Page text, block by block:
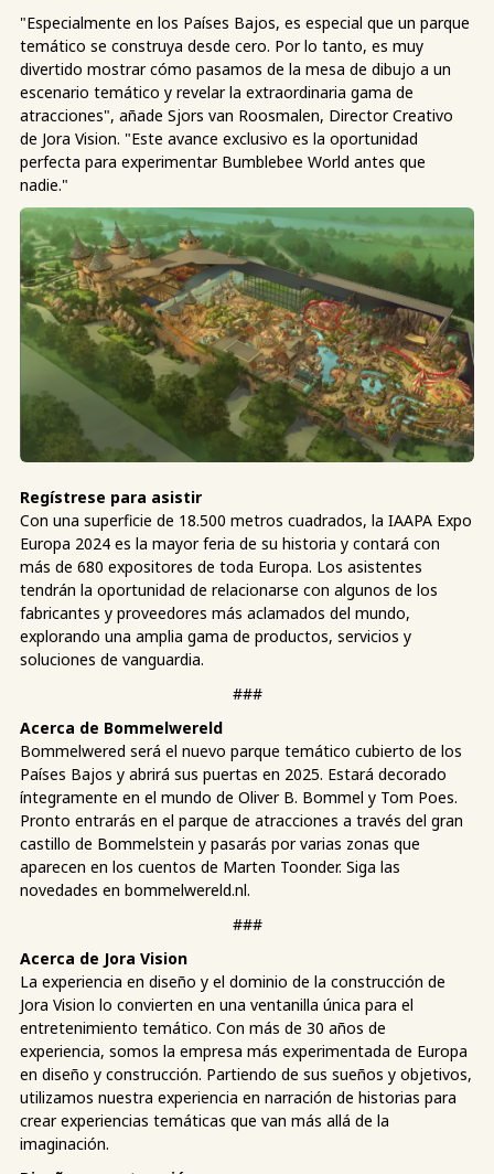
"Especialmente en los Países Bajos, es especial que un parque
temático se construya desde cero. Por lo tanto, es muy
divertido mostrar cómo pasamos de la mesa de dibujo a un
escenario temático y revelar la extraordinaria gama de
atracciones", añade Sjors van Roosmalen, Director Creativo
de Jora Vision. "Este avance exclusivo es la oportunidad
perfecta para experimentar Bumblebee World antes que
nadie."
Regístrese para asistir
Con una superficie de 18.500 metros cuadrados, la IAAPA Expo
Europa 2024 es la mayor feria de su historia y contará con
más de 680 expositores de toda Europa. Los asistentes
tendrán la oportunidad de relacionarse con algunos de los
fabricantes y proveedores más aclamados del mundo,
explorando una amplia gama de productos, servicios y
soluciones de vanguardia.
###
Acerca de Bommelwereld
Bommelwered será el nuevo parque temático cubierto de los
Países Bajos y abrirá sus puertas en 2025. Estará decorado
íntegramente en el mundo de Oliver B. Bommel y Tom Poes.
Pronto entrarás en el parque de atracciones a través del gran
castillo de Bommelstein y pasarás por varias zonas que
aparecen en los cuentos de Marten Toonder. Siga las
novedades en bommelwereld.nl.
###
Acerca de Jora Vision
La experiencia en diseño y el dominio de la construcción de
Jora Vision lo convierten en una ventanilla única para el
entretenimiento temático. Con más de 30 años de
experiencia, somos la empresa más experimentada de Europa
en diseño y construcción. Partiendo de sus sueños y objetivos,
utilizamos nuestra experiencia en narración de historias para
crear experiencias temáticas que van más allá de la
imaginación.